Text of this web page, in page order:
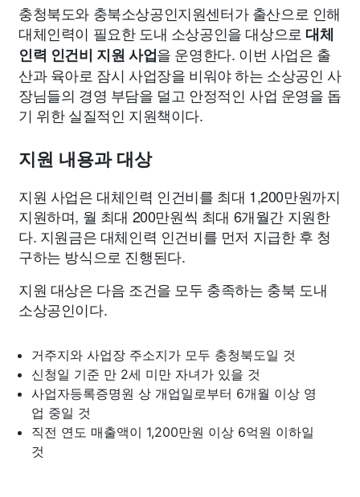
충청북도와 충북소상공인지원센터가 출산으로 인해
대체인력이 필요한 도내 소상공인을 대상으로 대체
인력 인건비 지원 사업을 운영한다. 이번 사업은 출
산과 육아로 잠시 사업장을 비워야 하는 소상공인 사
장님들의 경영 부담을 덜고 안정적인 사업 운영을 돕
기 위한 실질적인 지원책이다.
지원 내용과 대상
지원 사업은 대체인력 인건비를 최대 1,200만원까지
지원하며, 월 최대 200만원씩 최대 6개월간 지원한
다. 지원금은 대체인력 인건비를 먼저 지급한 후 청
구하는 방식으로 진행된다.
지원 대상은 다음 조건을 모두 충족하는 충북 도내
소상공인이다.
거주지와 사업장 주소지가 모두 충청북도일 것
신청일 기준 만 2세 미만 자녀가 있을 것
사업자등록증명원 상 개업일로부터 6개월 이상 영
업 중일 것
직전 연도 매출액이 1,200만원 이상 6억원 이하일
것